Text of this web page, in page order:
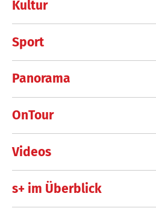
Kultur
Sport
Panorama
OnTour
Videos
s+ im Überblick